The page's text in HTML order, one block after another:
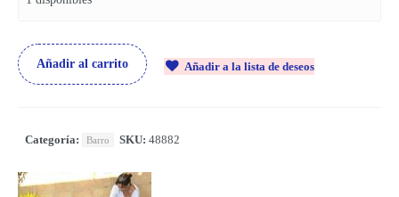
Añadir al carrito Añadir a la lista de deseos
Categoría: Barro SKU: 48882